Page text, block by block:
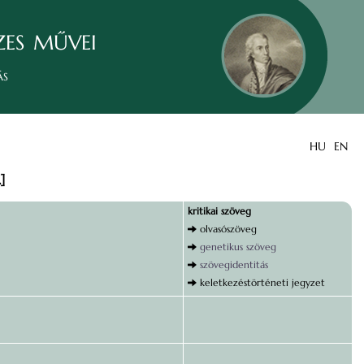
művei
HU EN
kritikai szöveg
olvasószöveg
genetikus szöveg
szövegidentitás
keletkezéstörténeti jegyzet